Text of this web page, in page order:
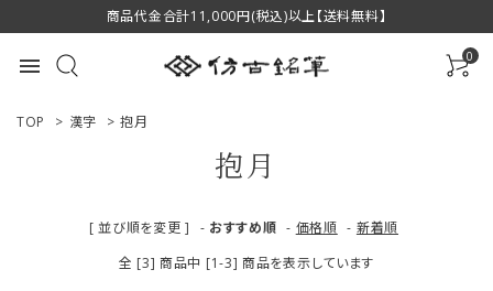
商品代金合計11,000円(税込)以上【送料無料】
menu 0
ACCOUNT MENU
TOP > 漢字 > 抱月
抱月
[ 並び順を変更 ] - おすすめ順 - 価格順 - 新着順
全 [3] 商品中 [1-3] 商品を表示しています